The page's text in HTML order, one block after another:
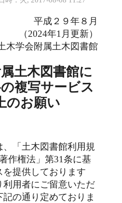
平成２９年８月
（2024年1月更新）
木学会附属土木図書館
土木図書館に
複写サービス
のお願い
「土木図書館利用規
作権法」第31条に基
提供しております
利用者にご留意いただ
の通り定めておりま